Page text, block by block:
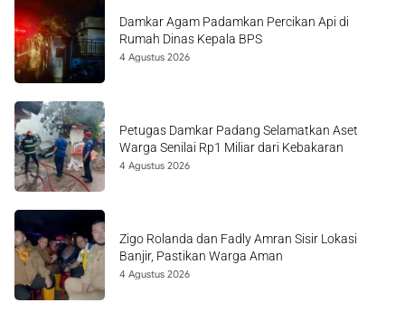
Damkar Agam Padamkan Percikan Api di
Rumah Dinas Kepala BPS
4 Agustus 2026
Petugas Damkar Padang Selamatkan Aset
Warga Senilai Rp1 Miliar dari Kebakaran
4 Agustus 2026
Zigo Rolanda dan Fadly Amran Sisir Lokasi
Banjir, Pastikan Warga Aman
4 Agustus 2026